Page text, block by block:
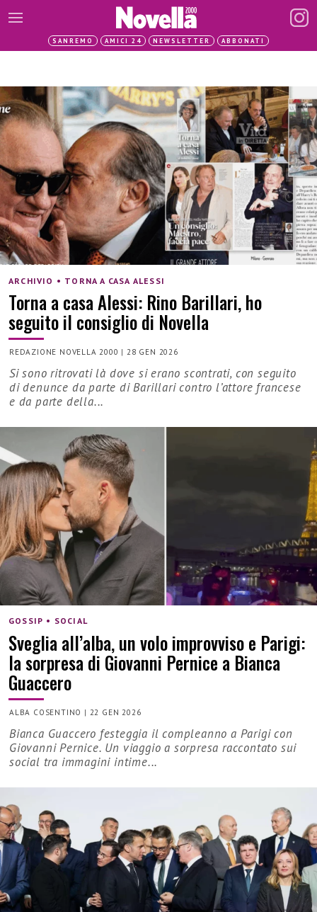
SANREMO AMICI 24 NEWSLETTER ABBONATI
ARCHIVIO • TORNA A CASA ALESSI
Torna a casa Alessi: Rino Barillari, ho
seguito il consiglio di Novella
REDAZIONE NOVELLA 2000 |28 GEN 2026
Si sono ritrovati là dove si erano scontrati, con seguito
di denunce da parte di Barillari contro l’attore francese
e da parte della...
GOSSIP • SOCIAL
Sveglia all’alba, un volo improvviso e Parigi:
la sorpresa di Giovanni Pernice a Bianca
Guaccero
ALBA COSENTINO | 22 GEN 2026
Bianca Guaccero festeggia il compleanno a Parigi con
Giovanni Pernice. Un viaggio a sorpresa raccontato sui
social tra immagini intime...